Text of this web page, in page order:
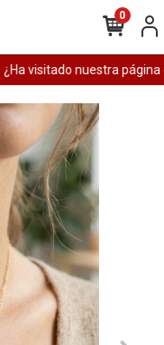
¿Ha visitado nuestra página
0